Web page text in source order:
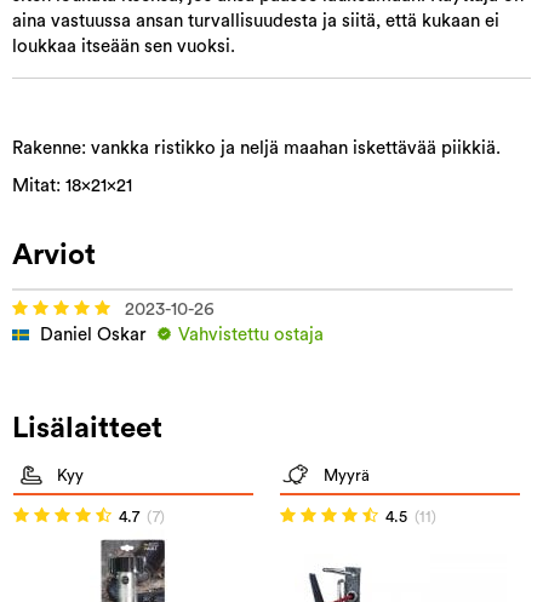
aina vastuussa ansan turvallisuudesta ja siitä, että kukaan ei
loukkaa itseään sen vuoksi.
Rakenne: vankka ristikko ja neljä maahan iskettävää piikkiä.
Mitat: 18x21x21
Arviot
2023-10-26
Daniel Oskar
Vahvistettu ostaja
Lisälaitteet
Kyy
4.7 (7)
Myyrä
4.5 (11)